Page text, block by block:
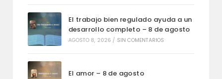
El trabajo bien regulado ayuda a un
desarrollo completo – 8 de agosto
AGOSTO 8, 2026 / SIN COMENTARIOS
El amor – 8 de agosto